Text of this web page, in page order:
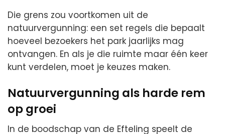
Die grens zou voortkomen uit de
natuurvergunning: een set regels die bepaalt
hoeveel bezoekers het park jaarlijks mag
ontvangen. En als je die ruimte maar één keer
kunt verdelen, moet je keuzes maken.
Natuurvergunning als harde rem
op groei
In de boodschap van de Efteling speelt de